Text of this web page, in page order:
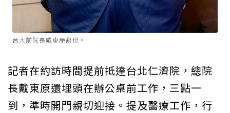
台大前院長戴東原辭世。
記者在約訪時間提前抵達台北仁濟院，總院
長戴東原還埋頭在辦公桌前工作，三點一
到，準時開門親切迎接。提及醫療工作，行